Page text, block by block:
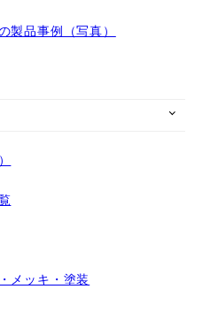
製品事例（写真）
メッキ・塗装